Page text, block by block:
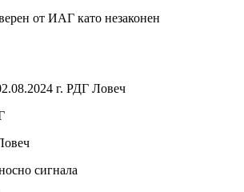
от ИАГ като незаконен
г. РДГ Ловеч
сигнала